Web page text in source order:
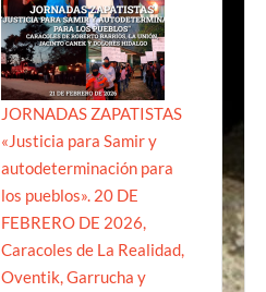
JORNADAS ZAPATISTAS
«Justicia para Samir y
autodeterminación para
los pueblos». 20 DE
FEBRERO DE 2026,
Caracoles de La Realidad,
Oventik, Garrucha y